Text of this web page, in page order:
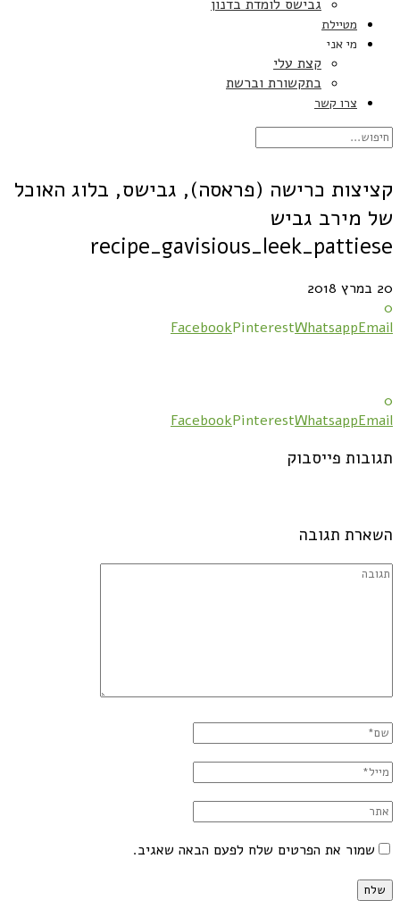
גבישס לומדת בדנון
מטיילת
מי אני
קצת עלי
בתקשורת וברשת
צרו קשר
קציצות כרישה (פראסה), גבישס, בלוג האוכל
של מירב גביש
recipe_gavisious_leek_pattiese
20 במרץ 2018
0
FacebookPinterestWhatsappEmail
0
FacebookPinterestWhatsappEmail
תגובות פייסבוק
השארת תגובה
שמור את הפרטים שלח לפעם הבאה שאגיב.